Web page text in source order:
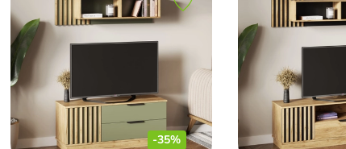
-35%